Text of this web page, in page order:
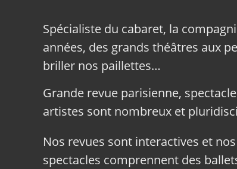
Spécialiste du cabaret, la
années, des grands théâtres aux
briller nos paillettes…
Grande revue parisienne,
artistes sont nombreux et
Nos revues sont interactives et
spectacles comprennent des